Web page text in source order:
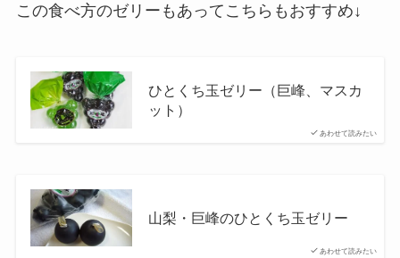
この食べ方のゼリーもあってこちらもおすすめ↓
あわせて読みたい
ひとくち玉ゼリー（巨峰、マスカ
ット）
あわせて読みたい
山梨・巨峰のひとくち玉ゼリー